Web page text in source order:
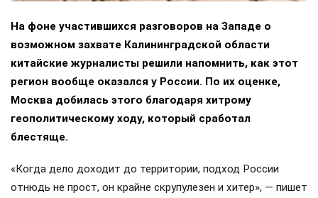
На фоне участившихся разговоров на Западе о
возможном захвате Калининградской области
китайские журналисты решили напомнить, как этот
регион вообще оказался у России. По их оценке,
Москва добилась этого благодаря хитрому
геополитическому ходу, который сработал
блестяще.
«Когда дело доходит до территории, подход России
отнюдь не прост, он крайне скрупулезен и хитер», — пишет